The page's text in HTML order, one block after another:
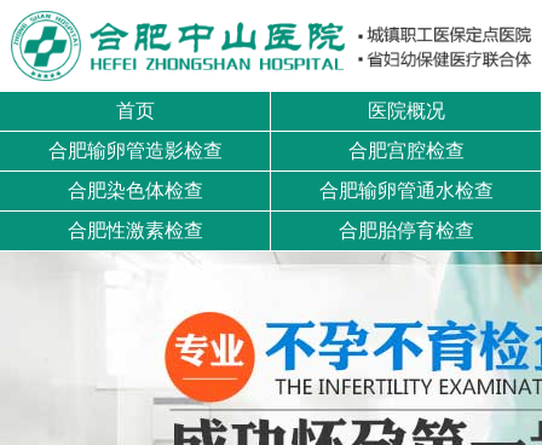
首页
医院概况
合肥输卵管造影检查
合肥宫腔检查
合肥染色体检查
合肥输卵管通水检查
合肥性激素检查
合肥胎停育检查